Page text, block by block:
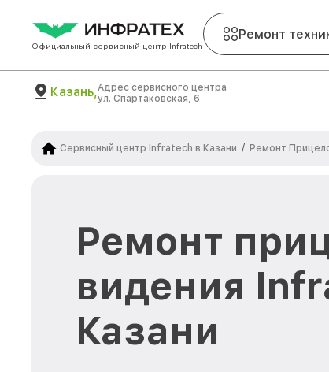
Официальный сервисный центр Infratech
Ремонт
Казань,Адрес сервисного центра
ул. Спартаковская, 6
Сервисный центр Infratech в Казани / Ремонт
Ремонт
видения
Казани